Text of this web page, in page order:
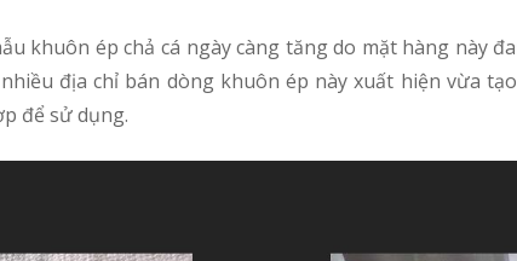
địa chỉ bán dòng khuôn ép này xuất hiện vừa
để sử dụng.